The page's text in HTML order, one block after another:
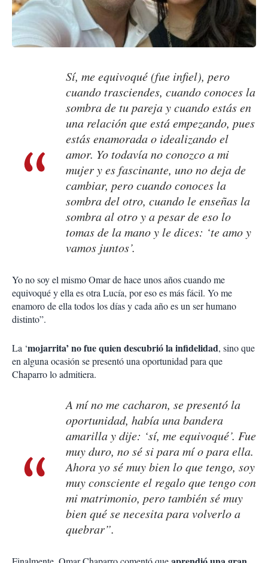
Sí, me equivoqué (fue infiel), pero
cuando trasciendes, cuando conoces la
sombra de tu pareja y cuando estás en
una relación que está empezando, pues
estás enamorada o idealizando el
amor. Yo todavía no conozco a mi
mujer y es fascinante, uno no deja de
cambiar, pero cuando conoces la
sombra del otro, cuando le enseñas la
sombra al otro y a pesar de eso lo
tomas de la mano y le dices: ‘te amo y
vamos juntos’.
Yo no soy el mismo Omar de hace unos años cuando me
equivoqué y ella es otra Lucía, por eso es más fácil. Yo me
enamoro de ella todos los días y cada año es un ser humano
distinto”.
La ‘mojarrita’ no fue quien descubrió la infidelidad, sino que
en alguna ocasión se presentó una oportunidad para que
Chaparro lo admitiera.
A mí no me cacharon, se presentó la
oportunidad, había una bandera
amarilla y dije: ‘sí, me equivoqué’. Fue
muy duro, no sé si para mí o para ella.
Ahora yo sé muy bien lo que tengo, soy
muy consciente el regalo que tengo con
mi matrimonio, pero también sé muy
bien qué se necesita para volverlo a
quebrar”.